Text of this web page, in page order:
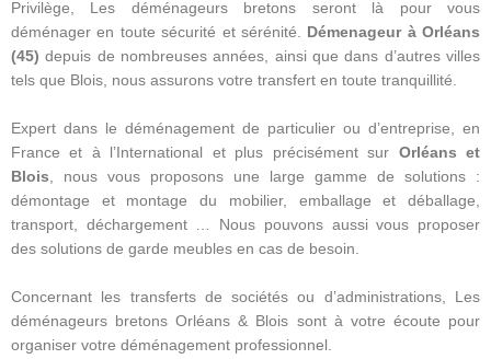
Privilège, Les déménageurs bretons seront là pour vous
déménager en toute sécurité et sérénité. Démenageur à Orléans
(45) depuis de nombreuses années, ainsi que dans d’autres villes
tels que Blois, nous assurons votre transfert en toute tranquillité.
Expert dans le déménagement de particulier ou d’entreprise, en
France et à l’International et plus précisément sur Orléans et
Blois, nous vous proposons une large gamme de solutions :
démontage et montage du mobilier, emballage et déballage,
transport, déchargement … Nous pouvons aussi vous proposer
des solutions de garde meubles en cas de besoin.
Concernant les transferts de sociétés ou d’administrations, Les
déménageurs bretons Orléans & Blois sont à votre écoute pour
organiser votre déménagement professionnel.